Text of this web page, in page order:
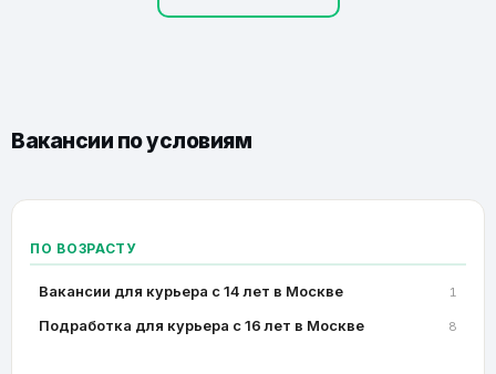
Вакансии по условиям
ПО ВОЗРАСТУ
Вакансии для курьера с 14 лет в Москве 1
Подработка для курьера с 16 лет в Москве 8